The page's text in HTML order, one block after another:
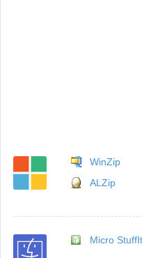
WinZip
ALZip
Micro